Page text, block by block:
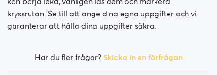
kryssrutan. Se till att ange dina egna uppgifter och vi
garanterar att hålla dina uppgifter säkra.
Har du fler frågor? Skicka in en förfrågan